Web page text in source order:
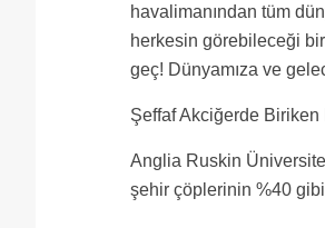
havalimanından tüm
herkesin görebileceği
geç! Dünyamıza ve
Şeffaf Akciğerde Biriken
Anglia Ruskin
şehir çöplerinin %40 gibi